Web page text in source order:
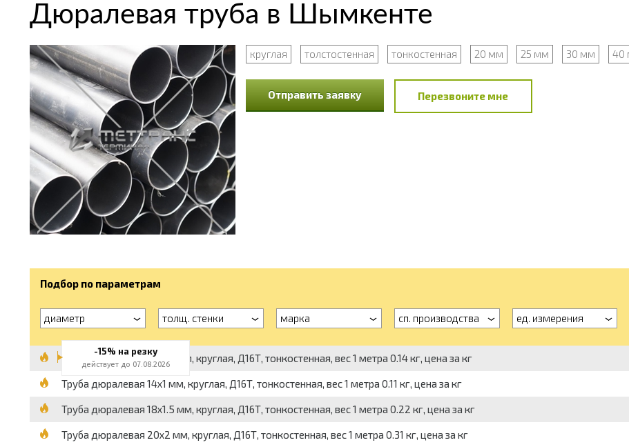
Дюралевая труба в Шымкенте
круглая толстостенная тонкостенная 20 мм 25 мм 30 мм 40
Отправить заявку Перезвоните мне
Подбор по параметрам
диаметр толщ. стенки марка сп. производства ед. измерения
Труба дюралевая 12x1.5 мм, круглая, Д16Т, тонкостенная, вес 1 метра 0.14 кг, цена за кг
Труба дюралевая 14x1 мм, круглая, Д16Т, тонкостенная, вес 1 метра 0.11 кг, цена за кг
Труба дюралевая 18x1.5 мм, круглая, Д16Т, тонкостенная, вес 1 метра 0.22 кг, цена за кг
Труба дюралевая 20x2 мм, круглая, Д16Т, тонкостенная, вес 1 метра 0.31 кг, цена за кг
-15% на резку
действует до 07.08.2026